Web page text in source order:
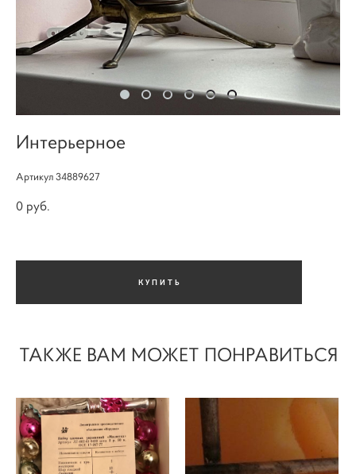
Интерьерное
Артикул 34889627
0 pуб.
КУПИТЬ
ТАКЖЕ ВАМ МОЖЕТ ПОНРАВИТЬСЯ